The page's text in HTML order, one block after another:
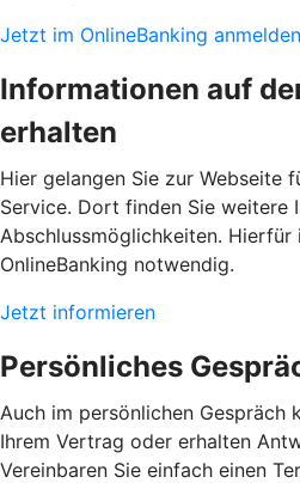
Jetzt im OnlineBanking anmelden
Informationen auf
erhalten
Hier gelangen Sie zur Webseite
Service. Dort finden Sie weitere
Abschlussmöglichkeiten. Hierfür
OnlineBanking notwendig.
Jetzt informieren
Persönliches
Auch im persönlichen Gespräch
Ihrem Vertrag oder erhalten
Vereinbaren Sie einfach einen